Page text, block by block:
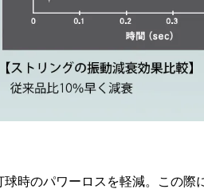
時のパワーロスを軽減。この際